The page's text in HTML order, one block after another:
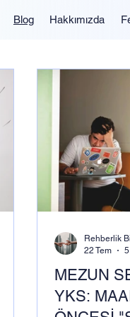
Blog Hakkımızda
MEZUN
YKS:
Rehberlik
22 Tem